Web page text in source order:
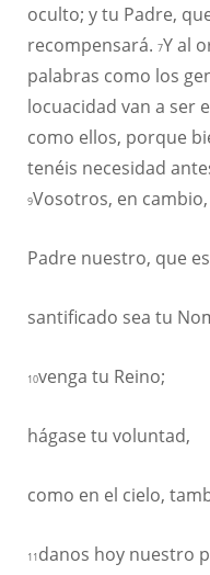
oculto; y tu Padre,
recompensará. 7Y al
palabras como los
locuacidad van a ser
como ellos, porque
tenéis necesidad
9Vosotros, en
Padre nuestro, que
santificado sea tu
10venga tu Reino;
hágase tu voluntad,
como en el cielo,
11 danos hoy nuestro